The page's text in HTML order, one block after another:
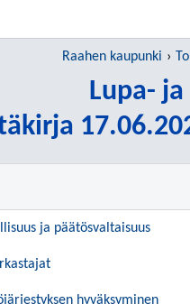
Raahen kaupunki
Lupa-
ja päätösvaltaisuus
hyväksyminen